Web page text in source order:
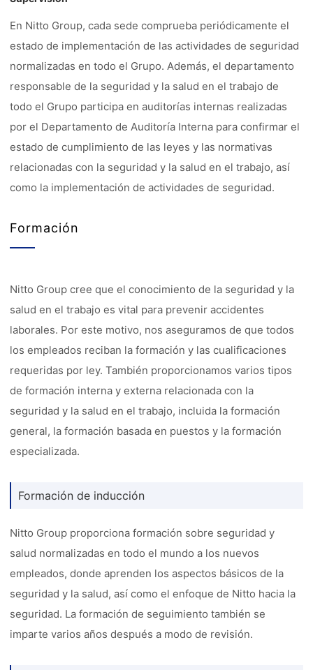
En Nitto Group, cada sede comprueba periódicamente el
estado de implementación de las actividades de seguridad
normalizadas en todo el Grupo. Además, el departamento
responsable de la seguridad y la salud en el trabajo de
todo el Grupo participa en auditorías internas realizadas
por el Departamento de Auditoría Interna para confirmar el
estado de cumplimiento de las leyes y las normativas
relacionadas con la seguridad y la salud en el trabajo, así
como la implementación de actividades de seguridad.
Formación
Nitto Group cree que el conocimiento de la seguridad y la
salud en el trabajo es vital para prevenir accidentes
laborales. Por este motivo, nos aseguramos de que todos
los empleados reciban la formación y las cualificaciones
requeridas por ley. También proporcionamos varios tipos
de formación interna y externa relacionada con la
seguridad y la salud en el trabajo, incluida la formación
general, la formación basada en puestos y la formación
especializada.
Formación de inducción
Nitto Group proporciona formación sobre seguridad y
salud normalizadas en todo el mundo a los nuevos
empleados, donde aprenden los aspectos básicos de la
seguridad y la salud, así como el enfoque de Nitto hacia la
seguridad. La formación de seguimiento también se
imparte varios años después a modo de revisión.